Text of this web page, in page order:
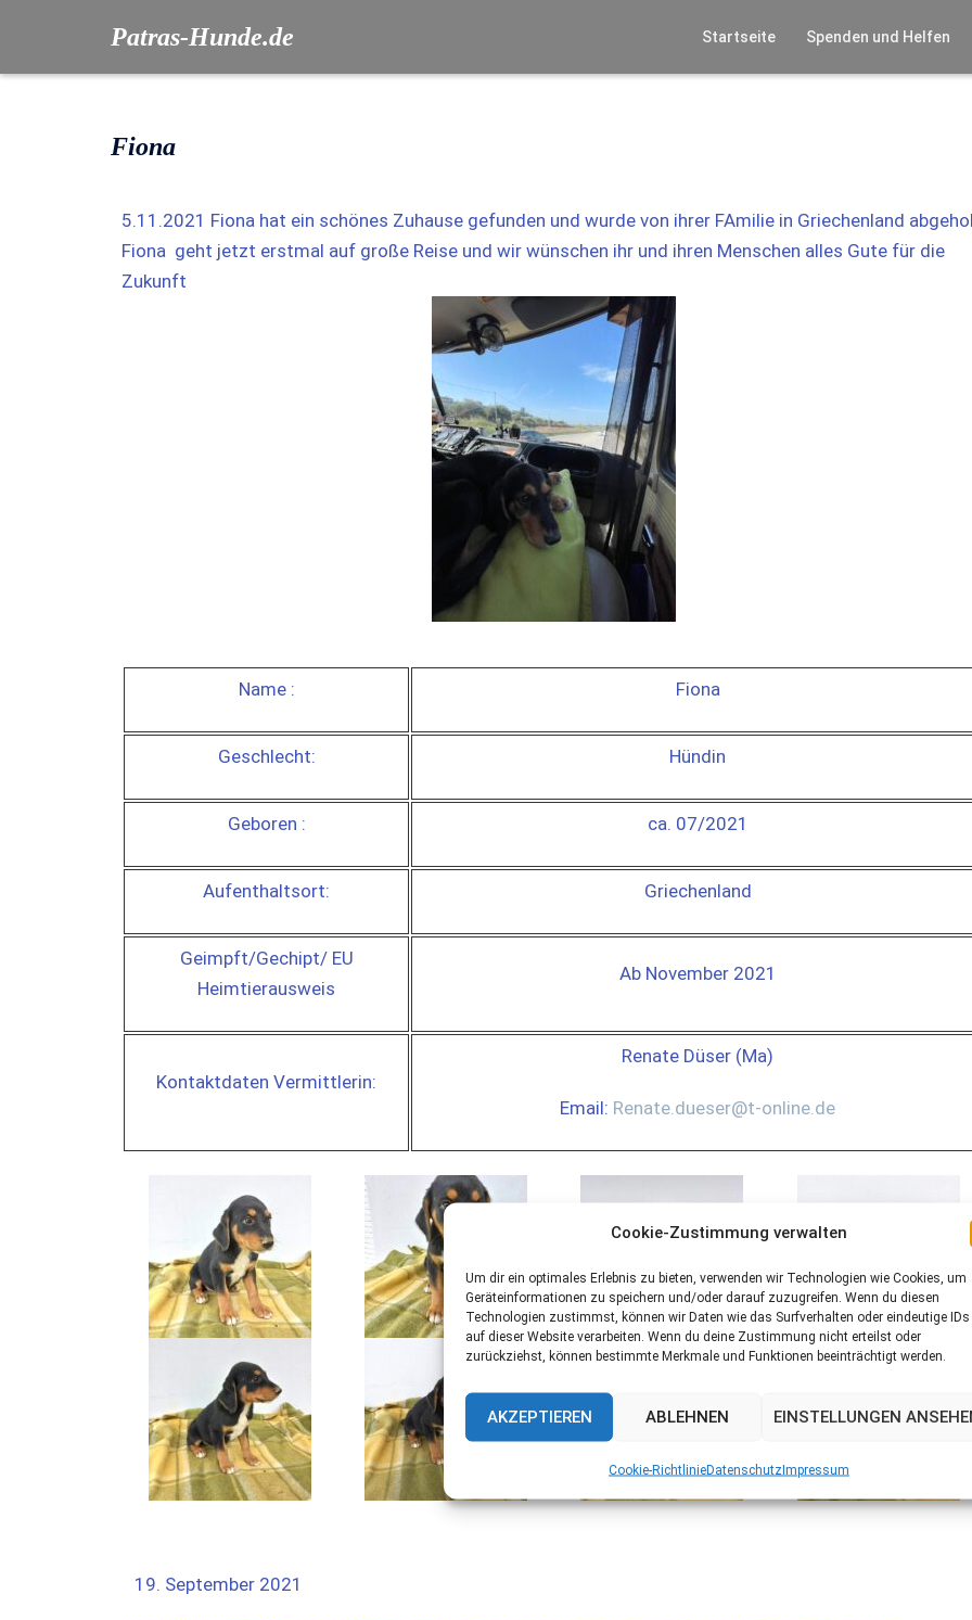
Cookie-Zustimmung verwalten
Um dir ein optimales Erlebnis zu bieten, verwenden wir Technologien wie Cookies, um
Geräteinformationen zu speichern und/oder darauf zuzugreifen. Wenn du diesen
Technologien zustimmst, können wir Daten wie das Surfverhalten oder eindeutige IDs
auf dieser Website verarbeiten. Wenn du deine Zustimmung nicht erteilst oder
zurückziehst, können bestimmte Merkmale und Funktionen beeinträchtigt werden.
AKZEPTIEREN ABLEHNEN EINSTELLUNGEN
Cookie-RichtlinieDatenschutzImpressum
Patras-Hunde.de Startseite Spenden und Helfen
Fiona
5.11.2021 Fiona hat ein schönes Zuhause gefunden und wurde von ihrer FAmilie in Griechenland
Fiona geht jetzt erstmal auf große Reise und wir wünschen ihr und ihren Menschen alles Gute für die
Zukunft
Name : Fiona
Geschlecht: Hündin
Geboren : ca. 07/2021
Aufenthaltsort: Griechenland
Geimpft/Gechipt/ EU
Heimtierausweis
Ab November 2021
Kontaktdaten Vermittlerin:
Renate Düser (Ma)
Email: Renate.dueser@t-online.de
September 2021